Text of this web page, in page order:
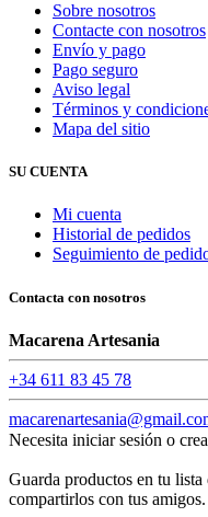
Sobre nosotros
Contacte con nosotros
Envío y pago
Pago seguro
Aviso legal
Términos y
Mapa del sitio
SU CUENTA
Mi cuenta
Historial de pedidos
Seguimiento de
Contacta con nosotros
Macarena Artesania
+34 611 83 45 78
Necesita iniciar sesión o
Guarda productos en tu lista
compartirlos con tus amigos.